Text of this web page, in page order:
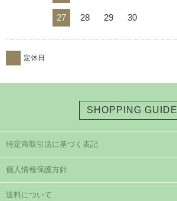
27 28 29 30
定休日
SHOPPING GUIDE
特定商取引法に基づく表記
個人情報保護方針
送料について